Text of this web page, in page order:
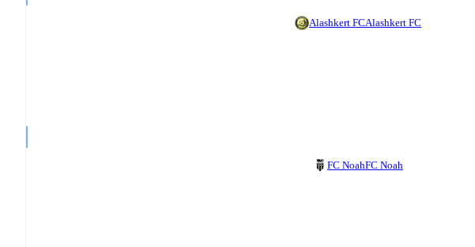
Alashkert FCAlashkert FC
FC NoahFC Noah